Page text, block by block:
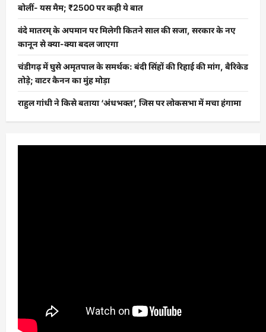
बोलीं- यस मैम; ₹2500 पर कही ये बात
वंदे मातरम् के अपमान पर मिलेगी कितने साल की सजा, सरकार के नए
कानून से क्या-क्या बदल जाएगा
चंडीगढ़ में घुसे अमृतपाल के समर्थक: बंदी सिंहों की रिहाई की मांग, बैरिकेड
तोड़े; वाटर कैनन का मुंह मोड़ा
राहुल गांधी ने किसे बताया ‘अंधभक्त’, जिस पर लोकसभा में मचा हंगामा